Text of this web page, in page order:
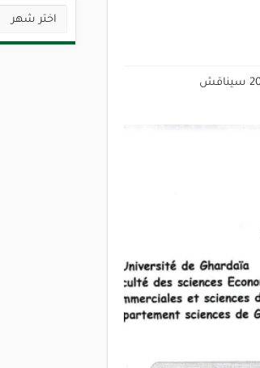
بناء على مقرر الترخيص بالمناقشة الصادر عن مدير جامعة غرداية تحت رقم : 209 المؤرخ بتاريخ 22 ديسمبر 2025 سيناقش
الأرشيف